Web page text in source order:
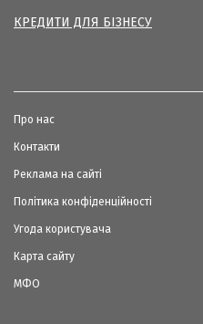
КРЕДИТИ ДЛЯ БІЗНЕСУ
Про нас
Контакти
Реклама на сайті
Політика конфіденційності
Угода користувача
Карта сайту
МФО